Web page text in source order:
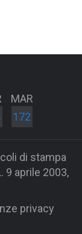
MAR
172
di stampa
9 aprile 2003,
privacy